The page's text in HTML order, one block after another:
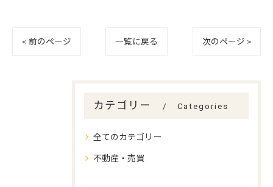
< 前のページ 一覧に戻る 次のページ >
カテゴリー Categories
全てのカテゴリー
不動産・売買